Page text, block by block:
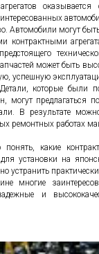
Автомобили могут
контрактными
может быть
успешную
которые были
могут предлагаться
В результате
ремонтных работах
какие
установки на
устранить
многие
и